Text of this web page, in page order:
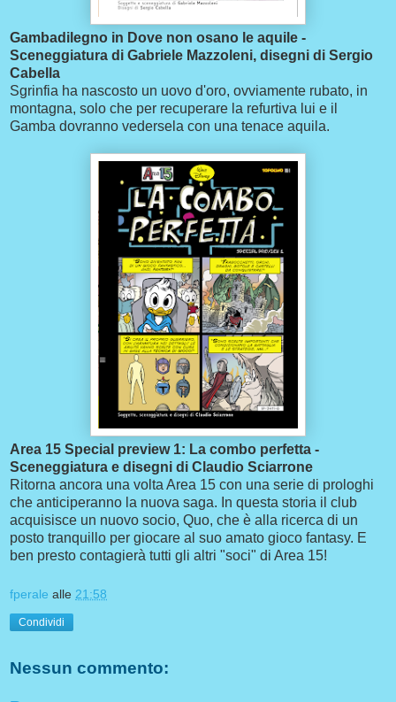
Gambadilegno in Dove non osano le aquile -
Sceneggiatura di Gabriele Mazzoleni, disegni di Sergio
Cabella
Sgrinfia ha nascosto un uovo d'oro, ovviamente rubato, in
montagna, solo che per recuperare la refurtiva lui e il
Gamba dovranno vedersela con una tenace aquila.
Area 15 Special preview 1: La combo perfetta -
Sceneggiatura e disegni di Claudio Sciarrone
Ritorna ancora una volta Area 15 con una serie di prologhi
che anticiperanno la nuova saga. In questa storia il club
acquisisce un nuovo socio, Quo, che è alla ricerca di un
posto tranquillo per giocare al suo amato gioco fantasy. E
ben presto contagierà tutti gli altri "soci" di Area 15!
fperale alle 21:58
Condividi
Nessun commento: